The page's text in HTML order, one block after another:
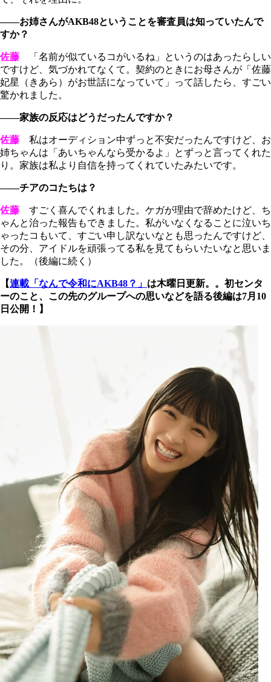
――お姉さんがAKB48ということを審査員は知っていたんで
すか？
佐藤 「名前が似ているコがいるね」というのはあったらしい
ですけど、気づかれてなくて。契約のときにお母さんが「佐藤
妃星（きあら）がお世話になっていて」って話したら、すごい
驚かれました。
――家族の反応はどうだったんですか？
佐藤 私はオーディション中ずっと不安だったんですけど、お
姉ちゃんは「あいちゃんなら受かるよ」とずっと言ってくれた
り。家族は私より自信を持ってくれていたみたいです。
――チアのコたちは？
佐藤 すごく喜んでくれました。ケガが理由で辞めたけど、ち
ゃんと治った報告もできました。私がいなくなることに泣いち
ゃったコもいて、すごい申し訳ないなとも思ったんですけど、
その分、アイドルを頑張ってる私を見てもらいたいなと思いま
した。（後編に続く）
【連載「なんで令和にAKB48？」 は木曜日更新。。初センタ
ーのこと、この先のグループへの思いなどを語る後編は7月10
日公開！】